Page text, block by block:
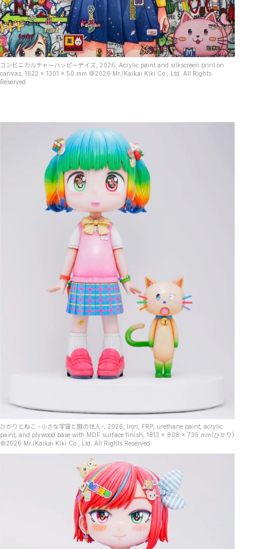
コンビニカルチャーハッピーデイズ, 2026, Acrylic paint and silkscreen print on
canvas, 1622 x 1301 x 50 mm ©2026 Mr./Kaikai Kiki Co., Ltd. All Rights
Reserved.
ひかりとねこ -小さな宇宙と庭の住人-, 2026, Iron, FRP, urethane paint, acrylic
paint, and plywood base with MDF surface finish, 1813 x 808 x 739 mm(ひかり)
©2026 Mr./Kaikai Kiki Co., Ltd. All Rights Reserved.